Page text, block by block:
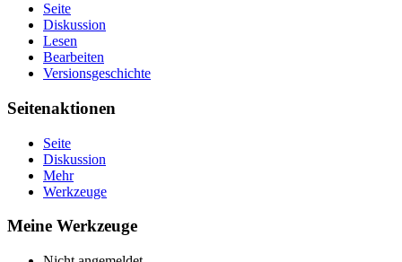
Seite
Diskussion
Lesen
Bearbeiten
Versionsgeschichte
Seitenaktionen
Seite
Diskussion
Mehr
Werkzeuge
Meine Werkzeuge